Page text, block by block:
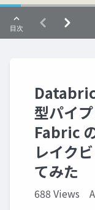
型パイ
Fabric
レイク
てみた
688 Views